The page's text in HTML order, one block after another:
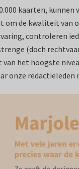
kaarten,
om de kwaliteit
controleren
(doch
het hoogste
onze